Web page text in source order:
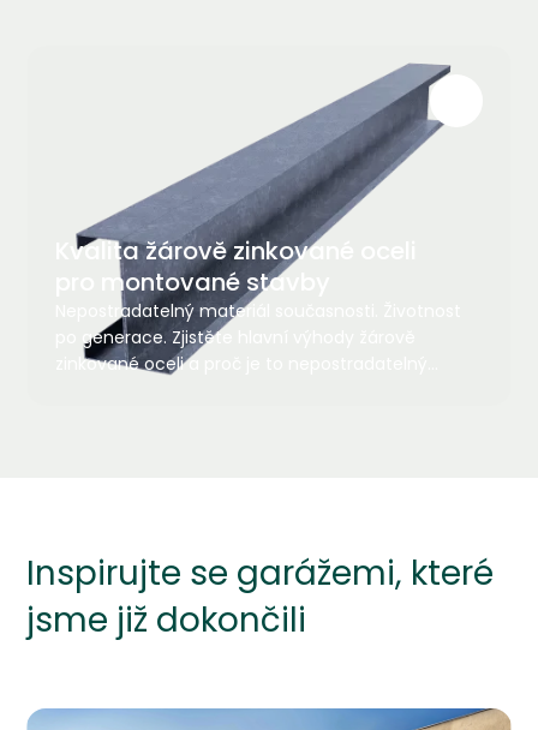
Kvalita žárově zinkované oceli
pro montované stavby
Nepostradatelný materiál současnosti. Životnost
po generace. Zjistěte hlavní výhody žárově
zinkované oceli a proč je to nepostradatelný
Inspirujte se garážemi, které
jsme již dokončili